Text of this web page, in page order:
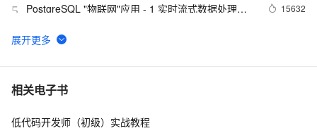
5
PostgreSQL "物联网"应用 - 1 实时流式数据处理案
15632
6 物联网平台实用技巧：调用API获取设备状态
7 吃『派』那些事儿——阿里云物联网平台树莓派实战
8 手机秒变IoT设备?——巧妙利用阿里云物联网平台
相关电子书
低代码开发师（初级）实战教程